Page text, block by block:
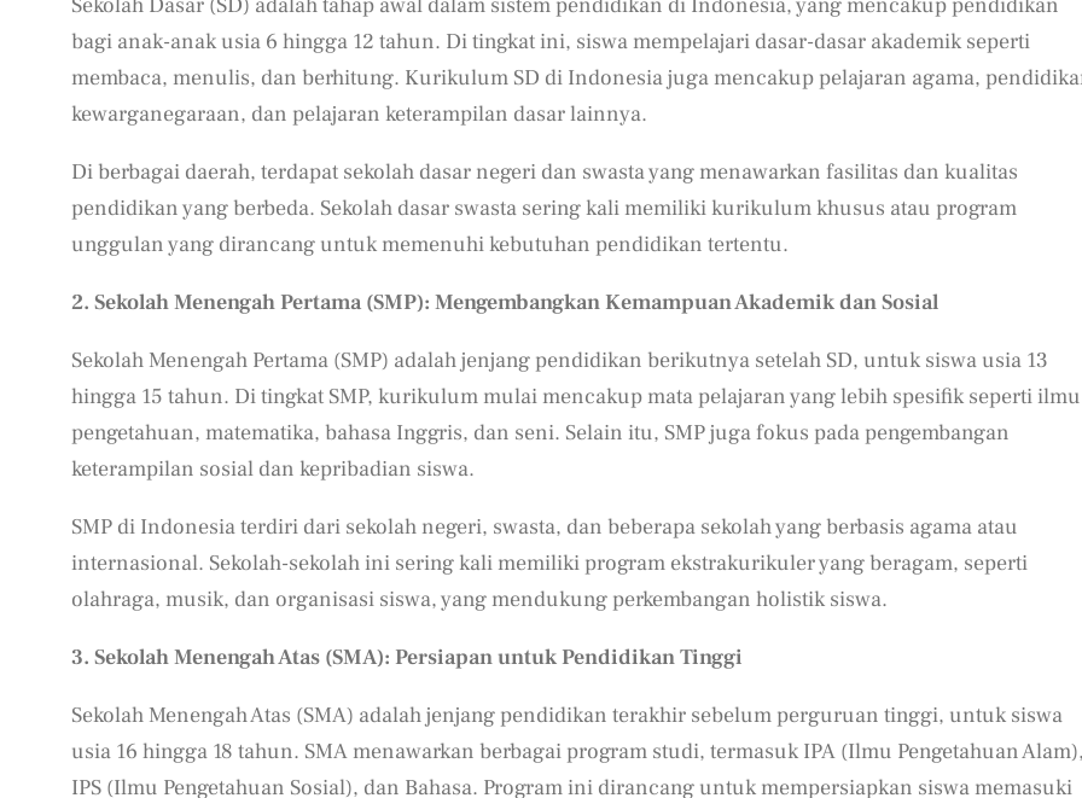
Sekolah Dasar (SD) adalah tahap awal dalam sistem pendidikan di Indonesia, yang mencakup pendidikan
bagi anak-anak usia 6 hingga 12 tahun. Di tingkat ini, siswa mempelajari dasar-dasar akademik seperti
membaca, menulis, dan berhitung. Kurikulum SD di Indonesia juga mencakup pelajaran agama,
kewarganegaraan, dan pelajaran keterampilan dasar lainnya.
Di berbagai daerah, terdapat sekolah dasar negeri dan swasta yang menawarkan fasilitas dan kualitas
pendidikan yang berbeda. Sekolah dasar swasta sering kali memiliki kurikulum khusus atau program
unggulan yang dirancang untuk memenuhi kebutuhan pendidikan tertentu.
2. Sekolah Menengah Pertama (SMP): Mengembangkan Kemampuan Akademik dan Sosial
Sekolah Menengah Pertama (SMP) adalah jenjang pendidikan berikutnya setelah SD, untuk siswa usia 13
hingga 15 tahun. Di tingkat SMP, kurikulum mulai mencakup mata pelajaran yang lebih spesifik seperti ilmu
pengetahuan, matematika, bahasa Inggris, dan seni. Selain itu, SMP juga fokus pada pengembangan
keterampilan sosial dan kepribadian siswa.
SMP di Indonesia terdiri dari sekolah negeri, swasta, dan beberapa sekolah yang berbasis agama atau
internasional. Sekolah-sekolah ini sering kali memiliki program ekstrakurikuler yang beragam, seperti
olahraga, musik, dan organisasi siswa, yang mendukung perkembangan holistik siswa.
3. Sekolah Menengah Atas (SMA): Persiapan untuk Pendidikan Tinggi
Sekolah Menengah Atas (SMA) adalah jenjang pendidikan terakhir sebelum perguruan tinggi, untuk siswa
usia 16 hingga 18 tahun. SMA menawarkan berbagai program studi, termasuk IPA (Ilmu Pengetahuan Alam),
IPS (Ilmu Pengetahuan Sosial), dan Bahasa. Program ini dirancang untuk mempersiapkan siswa memasuki